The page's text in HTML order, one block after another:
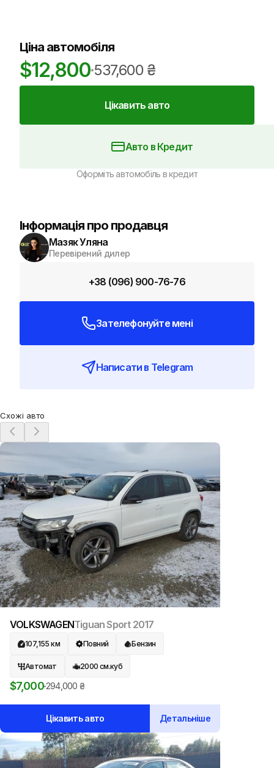
Ціна автомобіля
$12,800537,600 ₴
Цікавить авто
Авто в Кредит
Оформіть автомобіль в кредит
Інформація про продавця
Мазяк Уляна
Перевірений дилер
+38 (096) 900-76-76
Зателефонуйте мені
Написати в Telegram
Схожі авто
VOLKSWAGENTiguan Sport 2017
107,155 км Повний Бензин
Автомат 2000 см.куб
$7,000294,000 ₴
Цікавить авто Детальніше